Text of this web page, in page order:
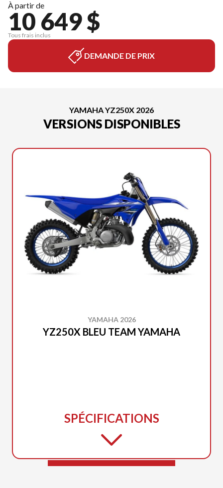
À partir de
10 649 $
Tous frais inclus
DEMANDE DE PRIX
YAMAHA YZ250X 2026
VERSIONS DISPONIBLES
YAMAHA 2026
YZ250X BLEU TEAM YAMAHA
SPÉCIFICATIONS